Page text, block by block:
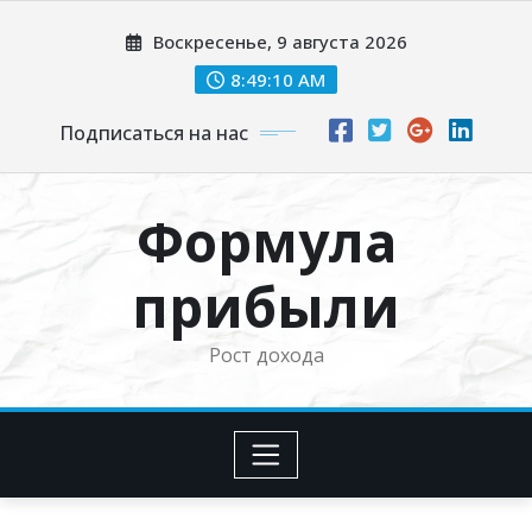
Воскресенье, 9 августа 2026
8:49:11 AM
Подписаться на нас
Формула
прибыли
Рост дохода